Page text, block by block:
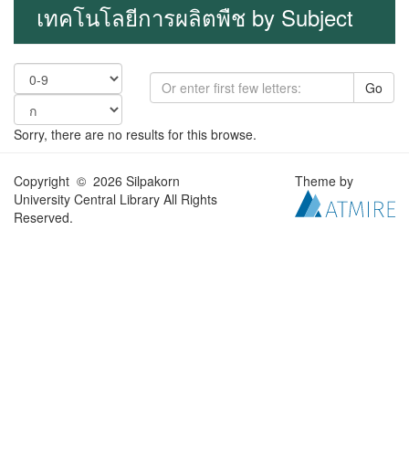
เทคโนโลยีการผลิตพืช by Subject
Go
Sorry, there are no results for this browse.
Copyright © 2026 Silpakorn
University Central Library All Rights
Reserved.
Theme by